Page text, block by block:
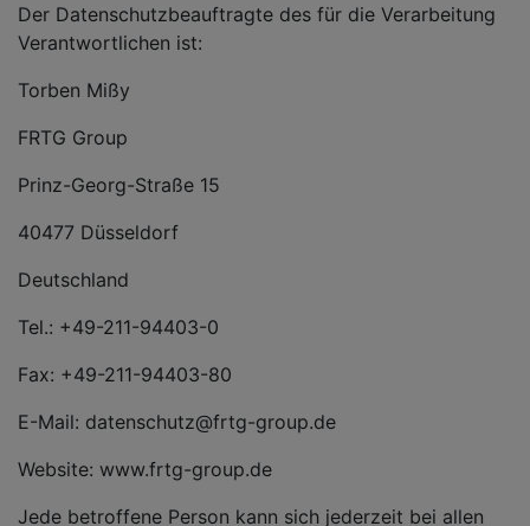
Der Datenschutzbeauftragte des für die Verarbeitung
Verantwortlichen ist:
Torben Mißy
FRTG Group
Prinz-Georg-Straße 15
40477 Düsseldorf
Deutschland
Tel.: +49-211-94403-0
Fax: +49-211-94403-80
E-Mail: datenschutz@frtg-group.de
Website: www.frtg-group.de
Jede betroffene Person kann sich jederzeit bei allen